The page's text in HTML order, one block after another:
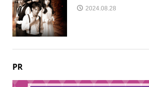
2024.08.28
PR